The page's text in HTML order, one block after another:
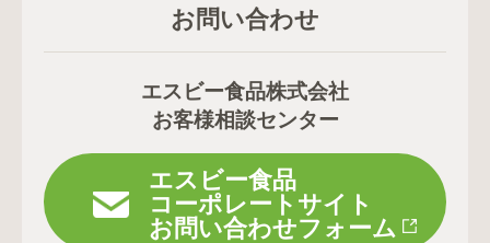
お問い合わせ
エスビー食品株式会社
お客様相談センター
エスビー食品
コーポレートサイト
お問い合わせフォーム